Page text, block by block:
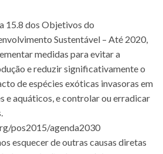
15.8 dos Objetivos do
Sustentável – Até 2020,
medidas para evitar a
e reduzir significativamente o
de espécies exóticas invasoras em
e aquáticos, e controlar ou erradicar
pos2015/agenda2030
esquecer de outras causas diretas